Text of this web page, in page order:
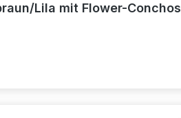
Lila mit Flower-Conchos